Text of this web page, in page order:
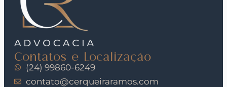
Contatos e Localização
(24) 99860-6249
contato@cerqueiraramos.com